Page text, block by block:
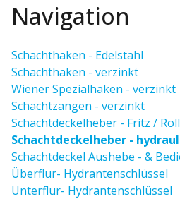
Navigation
Schachthaken - Edelstahl
Schachthaken - verzinkt
Wiener Spezialhaken - verzinkt
Schachtzangen - verzinkt
Schachtdeckelheber - Fritz /
Schachtdeckelheber -
Schachtdeckel Aushebe - &
Überflur- Hydrantenschlüssel
Unterflur- Hydrantenschlüssel